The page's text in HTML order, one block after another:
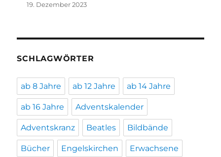
19. Dezember 2023
SCHLAGWÖRTER
ab 8 Jahre ab 12 Jahre ab 14 Jahre
ab 16 Jahre Adventskalender
Adventskranz Beatles Bildbände
Bücher Engelskirchen Erwachsene